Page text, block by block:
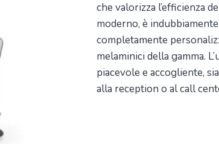
che valorizza l’efficienza
moderno, è
completamente
melaminici della gamma.
piacevole e accogliente,
alla reception o al call